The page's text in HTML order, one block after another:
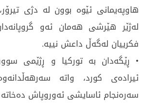
هاوپەیمانی ئێوە بوون لە دژی
لەژێر هێرشی هەمان ئەو
فکرییان لەگەڵ داعش نییە.
• ڕێگەدان بە تورکیا و ڕژێمی
ئیرادەی کورد، واتە
سەرەنجام ئاسایشی ئەوروپاش